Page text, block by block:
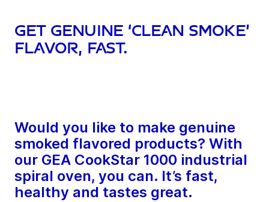
Get genuine ‘clean smoke’
flavor, fast.
Would you like to make genuine
smoked flavored products? With
our GEA CookStar 1000 industrial
spiral oven, you can. It’s fast,
healthy and tastes great.